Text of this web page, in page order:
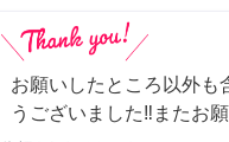
お願いしたところ以外も
うございました‼️またお